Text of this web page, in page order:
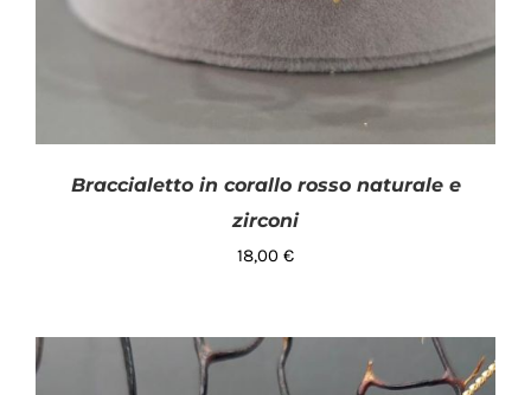
Braccialetto in corallo rosso naturale e
zirconi
18,00 €